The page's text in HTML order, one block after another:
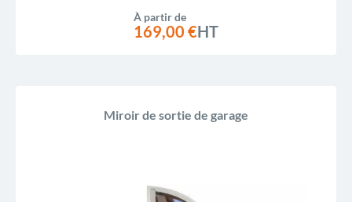
À partir de
169,00 €HT
Miroir de sortie de garage